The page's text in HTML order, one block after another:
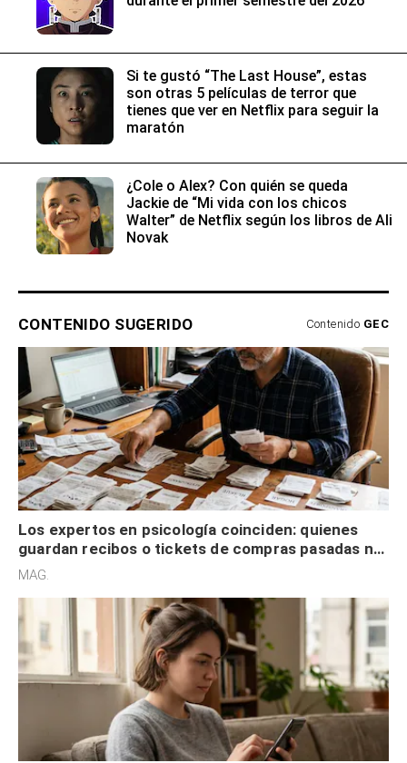
Si te gustó “The Last House”, estas
son otras 5 películas de terror que
tienes que ver en Netflix para seguir la
maratón
¿Cole o Alex? Con quién se queda
Jackie de “Mi vida con los chicos
Walter” de Netflix según los libros de Ali
Novak
CONTENIDO SUGERIDO Contenido GEC
Los expertos en psicología coinciden: quienes
guardan recibos o tickets de compras pasadas no
son acumuladores, sino que tienen necesidad de
MAG.